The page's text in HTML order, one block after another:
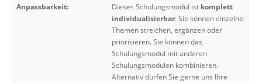
Anpassbarkeit: Dieses Schulungsmodul ist komplett
individualisierbar: Sie können einzelne
Themen streichen, ergänzen oder
priorisieren. Sie können das
Schulungsmodul mit anderen
Schulungsmodulen kombinieren.
Alternativ dürfen Sie gerne uns Ihre